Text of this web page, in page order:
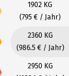
1902 KG
(795 € / Jahr)
2360 KG
(986.5 € / Jahr)
2950 KG